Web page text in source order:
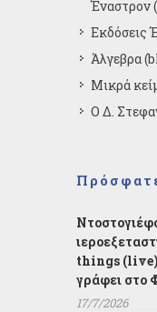
Έναστρον
Εκδόσεις
Άλγεβρα
Μικρά
Ο Δ.
things (live)
γράφει
17/7/2026